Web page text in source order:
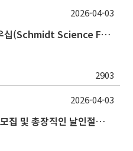
2027 슈미트 사이언스 펠로우십(Schmidt Science Fellows) 후보자 선발 안내
2903
2026-04-03
2026년도 국비유학(연수)생 모집 및 총장직인 날인절차 안내
2026-04-03